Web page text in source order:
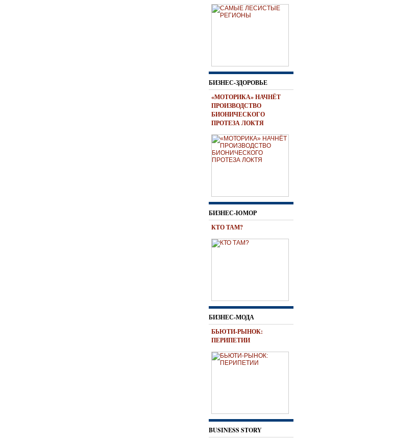
БИЗНЕС-ЗДОРОВЬЕ
«МОТОРИКА» НАЧНЁТ
ПРОИЗВОДСТВО
БИОНИЧЕСКОГО
ПРОТЕЗА ЛОКТЯ
БИЗНЕС-ЮМОР
КТО ТАМ?
БИЗНЕС-МОДА
БЬЮТИ-РЫНОК:
ПЕРИПЕТИИ
BUSINESS STORY